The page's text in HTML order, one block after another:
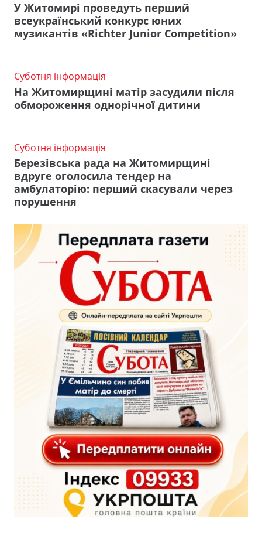
У Житомирі проведуть перший
всеукраїнський конкурс юних
музикантів «Richter Junior Competition»
Суботня інформація
На Житомирщині матір засудили після
обмороження однорічної дитини
Суботня інформація
Березівська рада на Житомирщині
вдруге оголосила тендер на
амбулаторію: перший скасували через
порушення